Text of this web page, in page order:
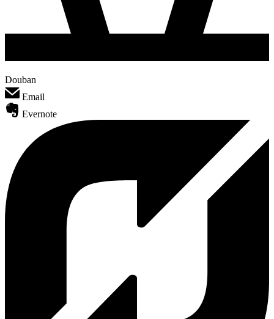
Douban
Email
Evernote